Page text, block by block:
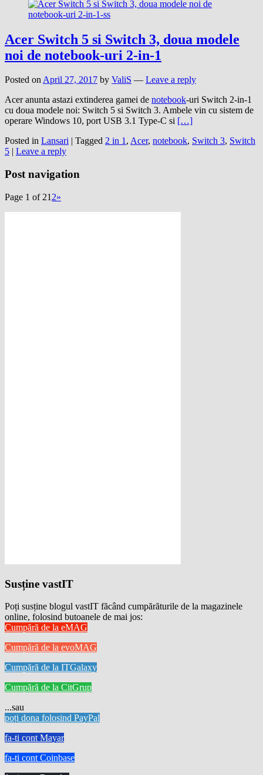
Acer Switch 5 si Switch 3, doua modele
noi de notebook-uri 2-in-1
Posted onApril 27, 2017 by ValiS — Leave a reply
Acer anunta astazi extinderea gamei de notebook-uri Switch 2-in-1
cu doua modele noi: Switch 5 si Switch 3. Ambele vin cu sistem de
operare Windows 10, port USB 3.1 Type-C si […]
Posted in Lansari | Tagged 2 in 1, Acer, notebook, Switch 3, Switch
5 | Leave a reply
Post navigation
Page 1 of 21 2»
Susține vastIT
Poți susține blogul vastIT făcând cumpărăturile de la magazinele
online, folosind butoanele de mai jos:
Cumpără de la eMAG
Cumpără de la evoMAG
Cumpără de la ITGalaxy
Cumpără de la CitGrup
...sau
poți dona folosind PayPal
fa-ti cont Mayar
fa-ti cont Coinbase